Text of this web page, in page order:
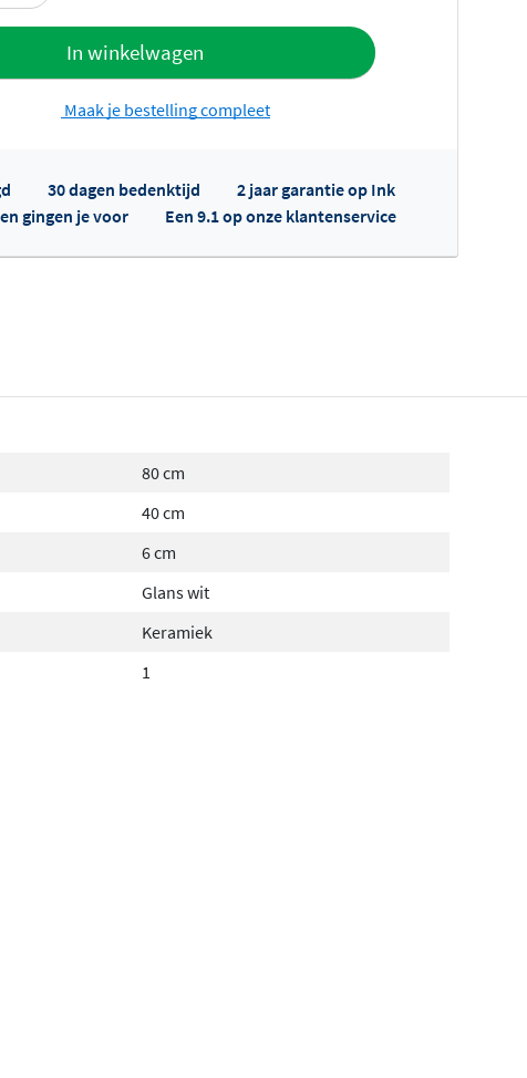
In winkelwagen
offerte
Offertes ophalen...
Maak je bestelling compleet
30 dagen bedenktijd
2 jaar garantie op Ink
gingen je voor
Een 9.1 op onze klantenservice
80 cm
40 cm
6 cm
Glans wit
Keramiek
1